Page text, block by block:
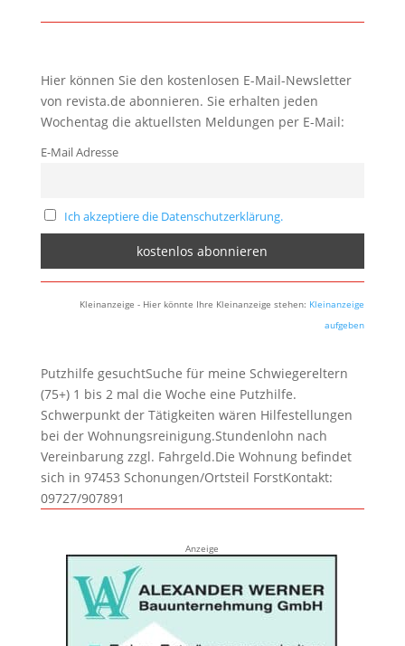
Hier können Sie den kostenlosen E-Mail-Newsletter
von revista.de abonnieren. Sie erhalten jeden
Wochentag die aktuellsten Meldungen per E-Mail:
E-Mail Adresse
Ich akzeptiere die Datenschutzerklärung.
Kleinanzeige - Hier könnte Ihre Kleinanzeige stehen: Kleinanzeige
aufgeben
Putzhilfe gesuchtSuche für meine Schwiegereltern
(75+) 1 bis 2 mal die Woche eine Putzhilfe.
Schwerpunkt der Tätigkeiten wären Hilfestellungen
bei der Wohnungsreinigung.Stundenlohn nach
Vereinbarung zzgl. Fahrgeld.Die Wohnung befindet
sich in 97453 Schonungen/Ortsteil ForstKontakt:
09727/907891
Anzeige